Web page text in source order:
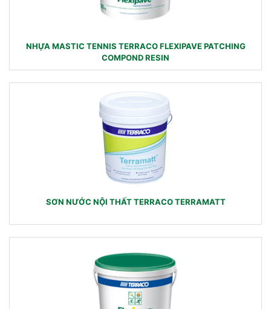
NHỰA MASTIC TENNIS TERRACO FLEXIPAVE PATCHING
COMPOND RESIN
SƠN NƯỚC NỘI THẤT TERRACO TERRAMATT